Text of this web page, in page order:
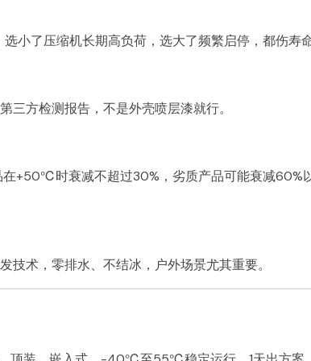
小了压缩机长期高负荷，选大了频繁启停，都伤寿命
方检测报告，不是外壳喷层漆就行。
+50℃时衰减不超过30%，劣质产品可能衰减60%
术，零排水、不结冰，户外场景尤其重要。